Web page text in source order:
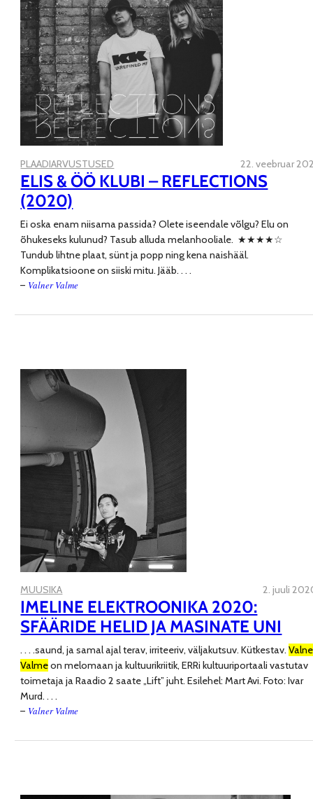
PLAADIARVUSTUSED 22. veebruar
ELIS & ÖÖ KLUBI – REFLECTIONS
(2020)
Ei oska enam niisama passida? Olete iseendale võlgu? Elu on
õhukeseks kulunud? Tasub alluda melanhooliale. ★★★★☆
Tundub lihtne plaat, sünt ja popp ning kena naishääl.
Komplikatsioone on siiski mitu. Jääb. . . .
– Valner Valme
MUUSIKA 2. juuli
IMELINE ELEKTROONIKA 2020:
SFÄÄRIDE HELID JA MASINATE UNI
. . . .saund, ja samal ajal terav, irriteeriv, väljakutsuv. Kütkestav.
Valmeon melomaan ja kultuurikriitik, ERRi kultuuriportaali vastutav
toimetaja ja Raadio 2 saate „Lift” juht. Esilehel: Mart Avi. Foto: Ivar
Murd. . . .
– Valner Valme